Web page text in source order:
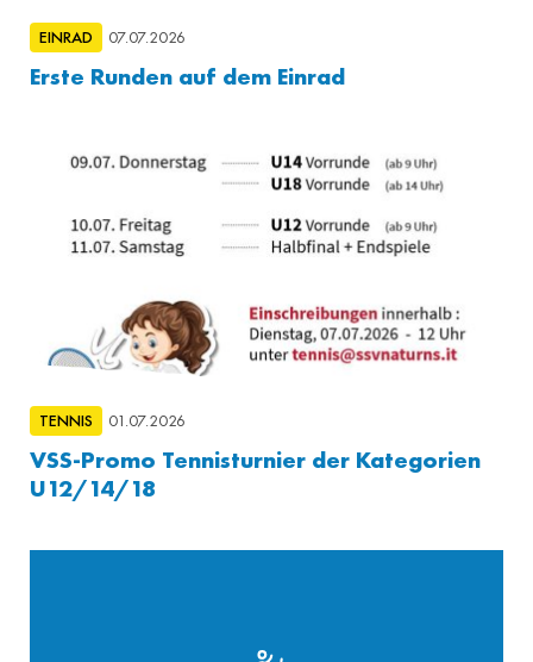
EINRAD 07.07.2026
Erste Runden auf dem Einrad
TENNIS 01.07.2026
VSS-Promo Tennisturnier der Kategorien
U12/14/18